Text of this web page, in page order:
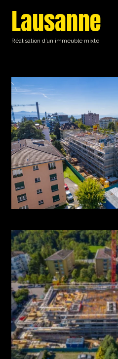
Lausanne
Réalisation d’un immeuble mixte